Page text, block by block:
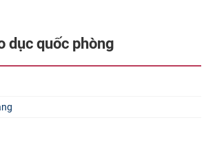
dục quốc phòng